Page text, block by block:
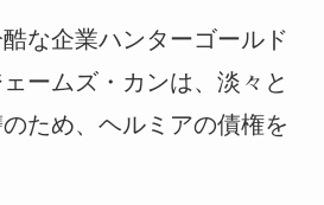
な企業ハンターゴールド
ームズ・カンは、淡々と
ため、ヘルミアの債権を